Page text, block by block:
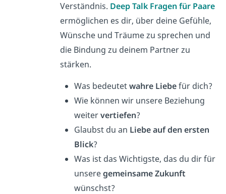
Verständnis. Deep Talk Fragen für Paare
ermöglichen es dir, über deine Gefühle,
Wünsche und Träume zu sprechen und
die Bindung zu deinem Partner zu
stärken.
Was bedeutetwahre Liebefür dich?
Wie können wir unsere Beziehung
weitervertiefen?
Glaubst du an Liebe auf den ersten
Blick?
Was ist das Wichtigste, das du dir für
unseregemeinsame Zukunft
wünschst?